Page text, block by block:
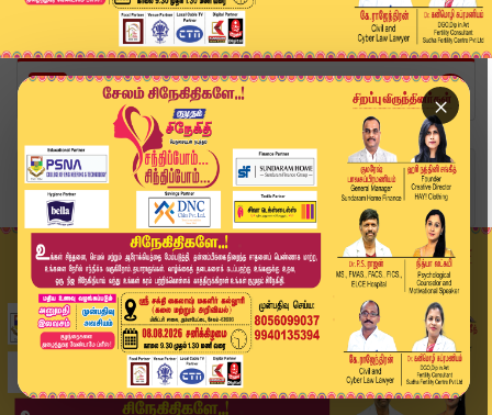
×
Home
வீடியோ ஸ்டோரி
அமைச்சரவை இடம் குறித்து காதர் மொய்தீன் முக்கிய ...